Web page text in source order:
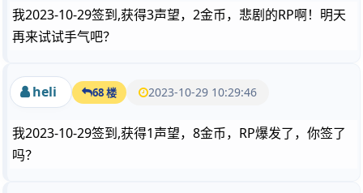
我2023-10-29签到,获得3声望，2金币，悲剧的RP啊！明天
再来试试手气吧？
heli 68 楼 2023-10-29 10:29:46
我2023-10-29签到,获得1声望，8金币，RP爆发了，你签了
吗？